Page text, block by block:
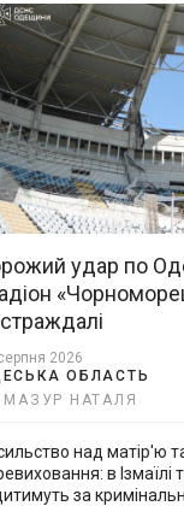
удар по
2026
ОБЛАСТЬ
МАЗУР НАТАЛЯ
над матір'ю
в Ізмаїлі
за